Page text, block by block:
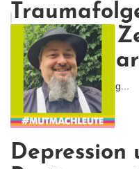
Leben im
Für den
Tatsächlich habe ich es g...
Depression